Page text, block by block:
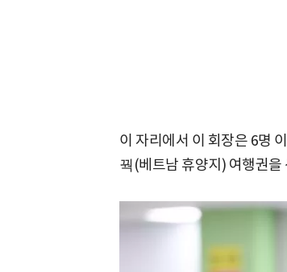
이 자리에서 이 회장은 6명
꿕(베트남 휴양지) 여행권을